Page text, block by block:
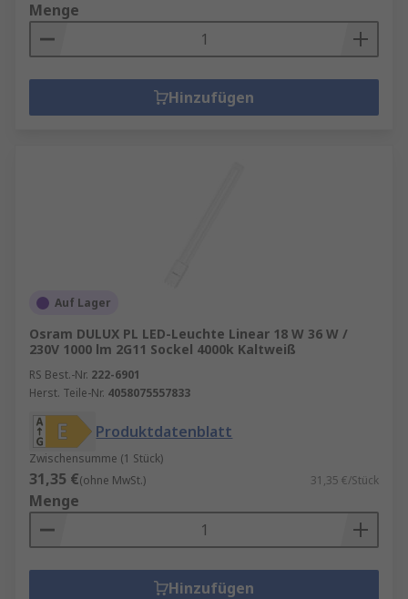
Menge
Hinzufügen
Auf Lager
Osram DULUX PL LED-Leuchte Linear 18 W 36 W /
230V 1000 lm 2G11 Sockel 4000k Kaltweiß
RS Best.-Nr. 222-6901
Herst. Teile-Nr. 4058075557833
Produktdatenblatt
Zwischensumme (1 Stück)
31,35 €(ohne MwSt.) 31,35 €/Stück
Menge
Hinzufügen